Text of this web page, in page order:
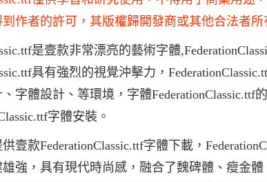
作者的許可，其版權歸開發商或其他合法者所
是壹款非常漂亮的藝術字體
具有強烈的視覺沖擊力，
字體設計、等環境，字體FederationClassic.ttf
字體安裝。
壹款FederationClassic.ttf字體下載，
強，具有現代時尚感，融合了魏碑體、瘦金